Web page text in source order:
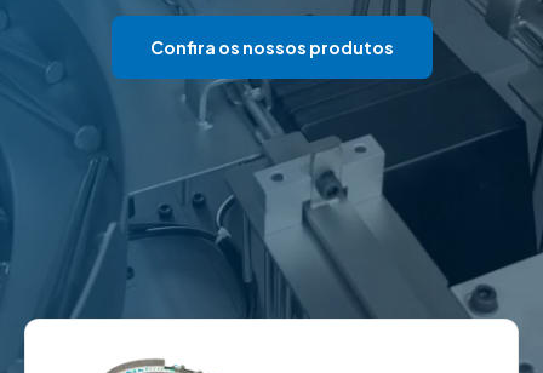
Confira os nossos produtos